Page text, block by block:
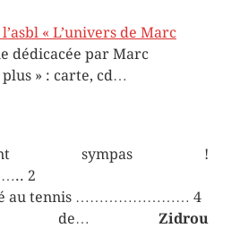
« L’univers de Marc
dédicacée par Marc
» : carte, cd…
sympas !
2
au tennis …………………… 4
de… Zidrou